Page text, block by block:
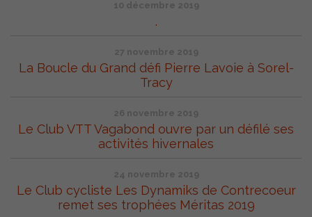
10 décembre 2019
.
27 novembre 2019
La Boucle du Grand défi Pierre Lavoie à Sorel-
Tracy
26 novembre 2019
Le Club VTT Vagabond ouvre par un défilé ses
activités hivernales
24 novembre 2019
Le Club cycliste Les Dynamiks de Contrecoeur
remet ses trophées Méritas 2019